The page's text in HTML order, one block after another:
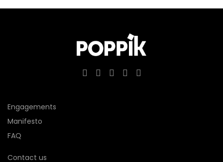
Engagements
Manifesto
FAQ
Contact us